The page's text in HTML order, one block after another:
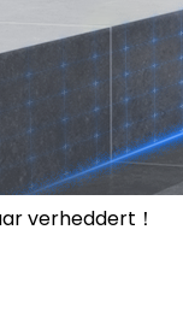
verheddert！